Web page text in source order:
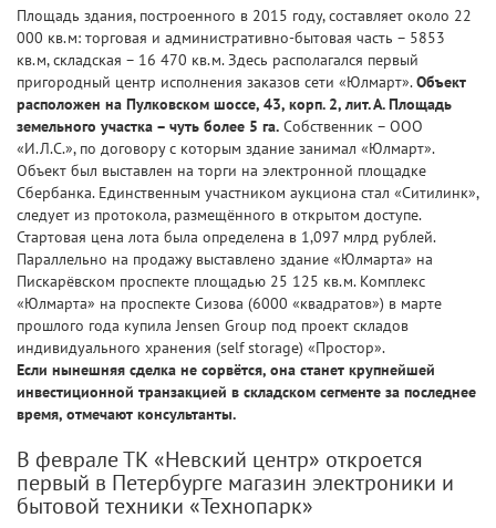
Площадь здания, построенного в 2015 году, составляет около 22
000 кв.м: торговая и административно-бытовая часть – 5853
кв.м, складская – 16 470 кв.м. Здесь располагался первый
пригородный центр исполнения заказов сети «Юлмарт».Объект
расположен на Пулковском шоссе, 43, корп. 2, лит. А. Площадь
земельного участка – чуть более 5 га. Собственник – ООО
«И.Л.С.», по договору с которым здание занимал «Юлмарт».
Объект был выставлен на торги на электронной площадке
Сбербанка. Единственным участником аукциона стал «Ситилинк»,
следует из протокола, размещённого в открытом доступе.
Стартовая цена лота была определена в 1,097 млрд рублей.
Параллельно на продажу выставлено здание «Юлмарта» на
Пискарёвском проспекте площадью 25 125 кв.м. Комплекс
«Юлмарта» на проспекте Сизова (6000 «квадратов») в марте
прошлого года купила Jensen Group под проект складов
индивидуального хранения (self storage) «Простор».
Если нынешняя сделка не сорвётся, она станет крупнейшей
инвестиционной транзакцией в складском сегменте за последнее
время, отмечают консультанты.
В феврале ТК «Невский центр» откроется
первый в Петербурге магазин электроники и
бытовой техники «Технопарк»